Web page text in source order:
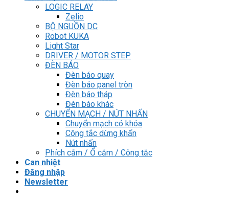
LOGIC RELAY
Zelio
BỘ NGUỒN DC
Robot KUKA
Light Star
DRIVER / MOTOR STEP
ĐÈN BÁO
Đèn báo quay
Đèn báo panel tròn
Đèn báo tháp
Đèn báo khác
CHUYỂN MẠCH / NÚT NHẤN
Chuyển mạch có khóa
Công tắc dừng khẩn
Nút nhấn
Phích cắm / Ổ cắm / Công tắc
Can nhiệt
Đăng nhập
Newsletter